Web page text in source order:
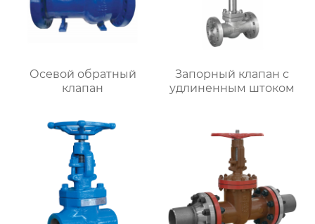
Осевой обратный
клапан
Запорный клапан с
удлиненным штоком